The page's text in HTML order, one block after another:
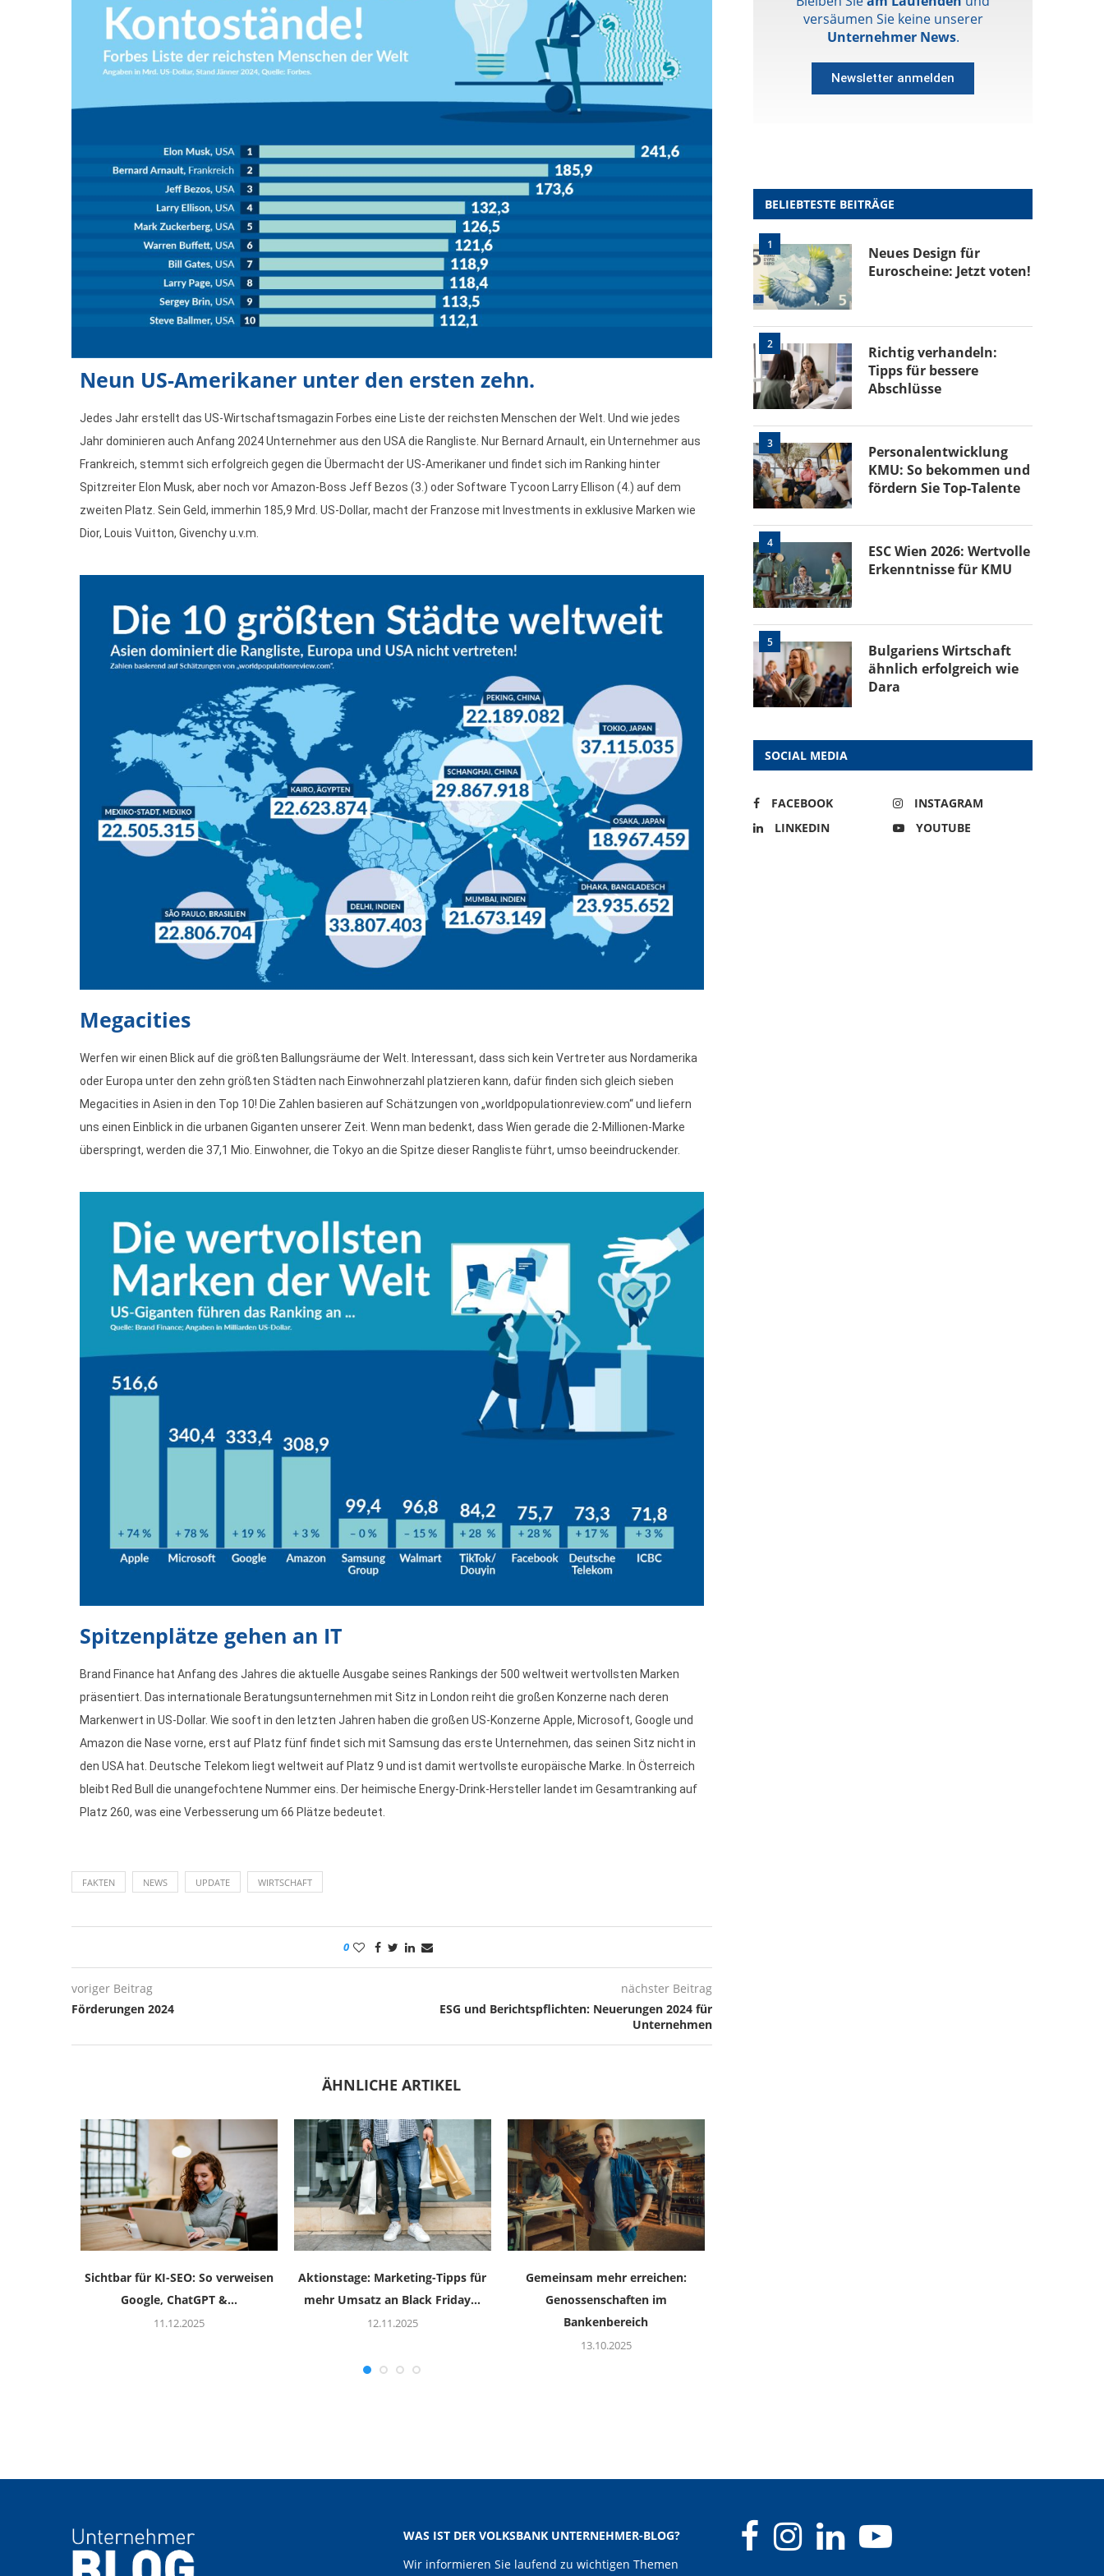
Neun US-Amerikaner unter den ersten zehn.
Jedes Jahr erstellt das US-Wirtschaftsmagazin Forbes eine Liste der reichsten Menschen der Welt. Und wie jedes
Jahr dominieren auch Anfang 2024 Unternehmer aus den USA die Rangliste. Nur Bernard Arnault, ein Unternehmer aus
Frankreich, stemmt sich erfolgreich gegen die Übermacht der US-Amerikaner und findet sich im Ranking hinter
Spitzreiter Elon Musk, aber noch vor Amazon-Boss Jeff Bezos (3.) oder Software Tycoon Larry Ellison (4.) auf dem
zweiten Platz. Sein Geld, immerhin 185,9 Mrd. US-Dollar, macht der Franzose mit Investments in exklusive Marken wie
Dior, Louis Vuitton, Givenchy u.v.m.
Megacities
Werfen wir einen Blick auf die größten Ballungsräume der Welt. Interessant, dass sich kein Vertreter aus Nordamerika
oder Europa unter den zehn größten Städten nach Einwohnerzahl platzieren kann, dafür finden sich gleich sieben
Megacities in Asien in den Top 10! Die Zahlen basieren auf Schätzungen von „worldpopulationreview.com“ und liefern
uns einen Einblick in die urbanen Giganten unserer Zeit. Wenn man bedenkt, dass Wien gerade die 2-Millionen-Marke
überspringt, werden die 37,1 Mio. Einwohner, die Tokyo an die Spitze dieser Rangliste führt, umso beeindruckender.
Spitzenplätze gehen an IT
Brand Finance hat Anfang des Jahres die aktuelle Ausgabe seines Rankings der 500 weltweit wertvollsten Marken
präsentiert. Das internationale Beratungsunternehmen mit Sitz in London reiht die großen Konzerne nach deren
Markenwert in US-Dollar. Wie sooft in den letzten Jahren haben die großen US-Konzerne Apple, Microsoft, Google und
Amazon die Nase vorne, erst auf Platz fünf findet sich mit Samsung das erste Unternehmen, das seinen Sitz nicht in
den USA hat. Deutsche Telekom liegt weltweit auf Platz 9 und ist damit wertvollste europäische Marke. In Österreich
bleibt Red Bull die unangefochtene Nummer eins. Der heimische Energy-Drink-Hersteller landet im Gesamtranking auf
Platz 260, was eine Verbesserung um 66 Plätze bedeutet.
FAKTEN NEWS UPDATE WIRTSCHAFT
0
voriger Beitrag
Förderungen 2024
nächster Beitrag
ESG und Berichtspflichten: Neuerungen 2024 für
Unternehmen
ÄHNLICHE ARTIKEL
Sichtbar für KI-SEO: So verweisen
Google, ChatGPT &...
11.12.2025
Aktionstage: Marketing-Tipps für
mehr Umsatz an Black Friday...
12.11.2025
Gemeinsam mehr erreichen:
Genossenschaften im
Bankenbereich
13.10.2025
versäumen Sie keine unserer
Unternehmer News.
Newsletter anmelden
BELIEBTESTE BEITRÄGE
1
Neues Design für
Euroscheine: Jetzt voten!
2
Richtig verhandeln:
Tipps für bessere
Abschlüsse
3
Personalentwicklung
KMU: So bekommen und
fördern Sie Top-Talente
4
ESC Wien 2026: Wertvolle
Erkenntnisse für KMU
5
Bulgariens Wirtschaft
ähnlich erfolgreich wie
Dara
SOCIAL MEDIA
FACEBOOK
INSTAGRAM
LINKEDIN
YOUTUBE
WAS IST DER VOLKSBANK UNTERNEHMER-BLOG?
Wir informieren Sie laufend zu wichtigen Themen